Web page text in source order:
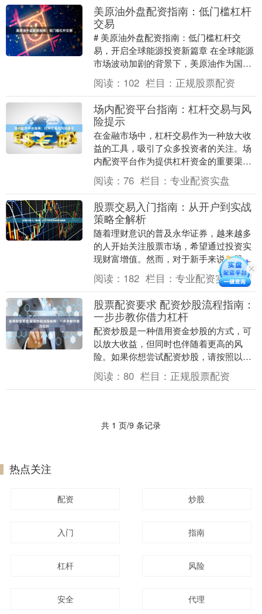
美原油外盘配资指南：低门槛杠杆
交易
# 美原油外盘配资指南：低门槛杠杆交
易，开启全球能源投资新篇章 在全球能源
市场波动加剧的背景下，美原油作为国际
大宗商品的“风向标”，始终吸引着众多投
资者的目光。....
阅读： 102 栏目： 正规股票配资
场内配资平台指南：杠杆交易与风
险提示
在金融市场中，杠杆交易作为一种放大收
益的工具，吸引了众多投资者的关注。场
内配资平台作为提供杠杆资金的重要渠
道，其操作模式、潜在收益与风险控制机
制，成为投资者必须....
阅读： 76 栏目： 专业配资实盘
股票交易入门指南：从开户到实战
策略全解析
随着理财意识的普及永华证券，越来越多
的人开始关注股票市场，希望通过投资实
现财富增值。然而，对于新手来说，股票
交易可能显得复杂且充满风险。本文将为
你提供一份全面的....
阅读： 182 栏目： 专业配资实盘
股票配资要求 配资炒股流程指南：
一步步教你借力杠杆
配资炒股是一种借用资金炒股的方式，可
以放大收益，但同时也伴随着更高的风
险。如果你想尝试配资炒股，请按照以下
流程进行操作： 在进行炒股配资之前，投
资者需要做好以下....
阅读： 80 栏目： 正规股票配资
共 1 页/9 条记录
热点关注
配资 炒股
入门 指南
杠杆 风险
安全 代理